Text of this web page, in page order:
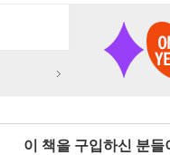
이 책을 구입하신 분